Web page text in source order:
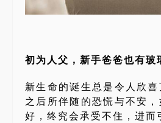
初为人父，新手爸爸也有玻
新生命的诞生总是令人欣
之后所伴随的恐慌与不安
好，终究会承受不住，进而